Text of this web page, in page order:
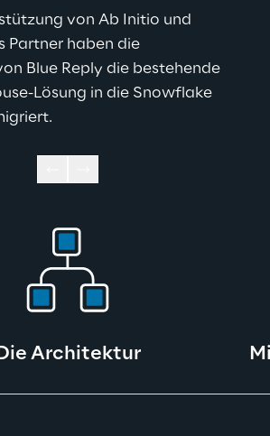
von Ab Initio und
Partner haben die
Blue Reply die bestehende
Lösung in die Snowflake
Die Architektur